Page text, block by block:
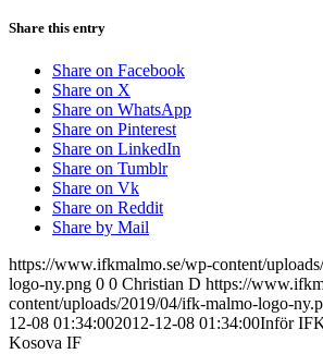
Share this entry
Share on Facebook
Share on X
Share on WhatsApp
Share on Pinterest
Share on LinkedIn
Share on Tumblr
Share on Vk
Share on Reddit
Share by Mail
https://www.ifkmalmo.se/wp-content/
logo-ny.png 0 0 Christian D https://
content/uploads/2019/04/ifk-malmo-logo-
12-08 01:34:002012-12-08 01:34:00Inför
Kosova IF